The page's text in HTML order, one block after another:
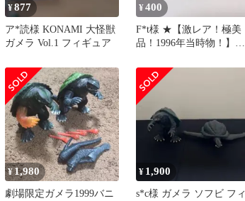
¥877
ア*読様 KONAMI 大怪獣
ガメラ Vol.1 フィギュア
¥400
F*t様 ★【激レア！極美
品！1996年当時物！】ガ
¥1,980
劇場限定ガメラ1999バニ
¥ 1,900
s*c様 ガメラ ソフビ フィ